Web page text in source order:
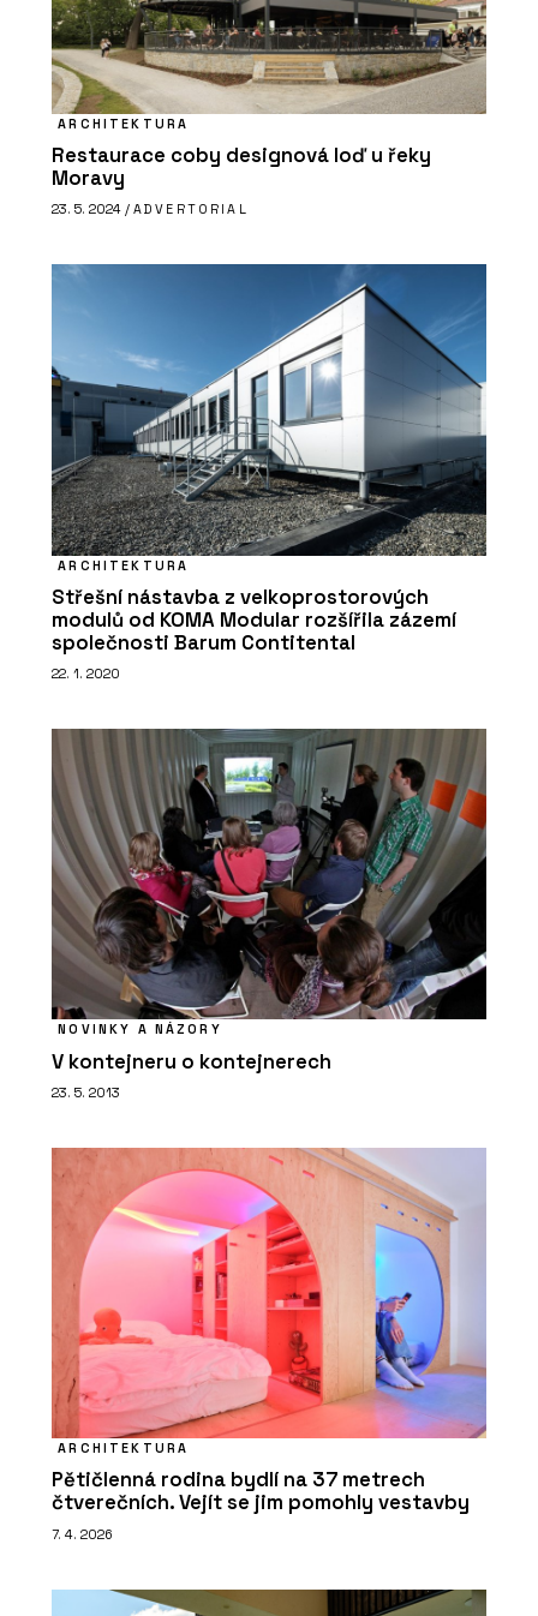
ARCHITEKTURA
Restaurace coby designová loď u řeky
Moravy
23. 5. 2024 / ADVERTORIAL
ARCHITEKTURA
Střešní nástavba z velkoprostorových
modulů od KOMA Modular rozšířila zázemí
společnosti Barum Contitental
22. 1. 2020
NOVINKY A NÁZORY
V kontejneru o kontejnerech
23. 5. 2013
ARCHITEKTURA
Pětičlenná rodina bydlí na 37 metrech
čtverečních. Vejít se jim pomohly vestavby
7. 4. 2026